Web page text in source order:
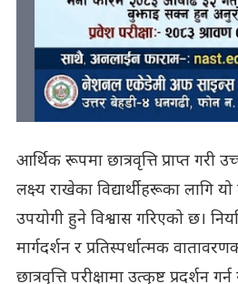
आर्थिक रूपमा छात्रवृत्ति प्राप्त गरी
लक्ष्य राखेका विद्यार्थीहरूका लागि
उपयोगी हुने विश्वास गरिएको छ।
मार्गदर्शन र प्रतिस्पर्धात्मक
छात्रवृत्ति परीक्षामा उत्कृष्ट प्रदर्शन